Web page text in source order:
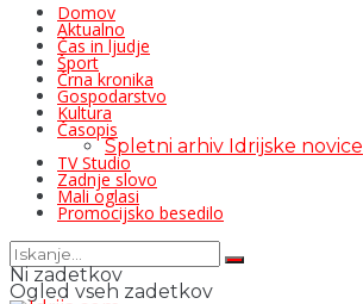
Domov
Aktualno
Čas in ljudje
Šport
Črna kronika
Gospodarstvo
Kultura
Časopis
Spletni arhiv Idrijske novice
TV Studio
Zadnje slovo
Mali oglasi
Promocijsko besedilo
Ni zadetkov
Ogled vseh zadetkov